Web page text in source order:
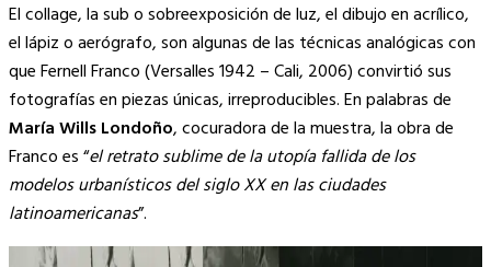
El collage, la sub o sobreexposición de luz, el dibujo en acrílico,
el lápiz o aerógrafo, son algunas de las técnicas analógicas con
que Fernell Franco (Versalles 1942 – Cali, 2006) convirtió sus
fotografías en piezas únicas, irreproducibles. En palabras de
María Wills Londoño, cocuradora de la muestra, la obra de
Franco es “el retrato sublime de la utopía fallida de los
modelos urbanísticos del siglo XX en las ciudades
latinoamericanas”.